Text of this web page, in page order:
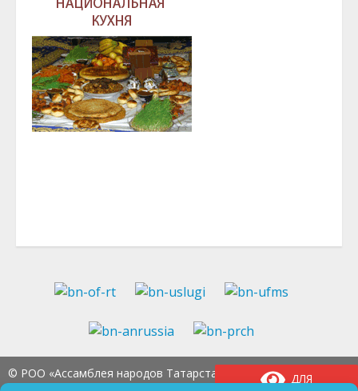
ДЛЯ
© РОО «Ассамблея народов Татарстана» Тел.:8